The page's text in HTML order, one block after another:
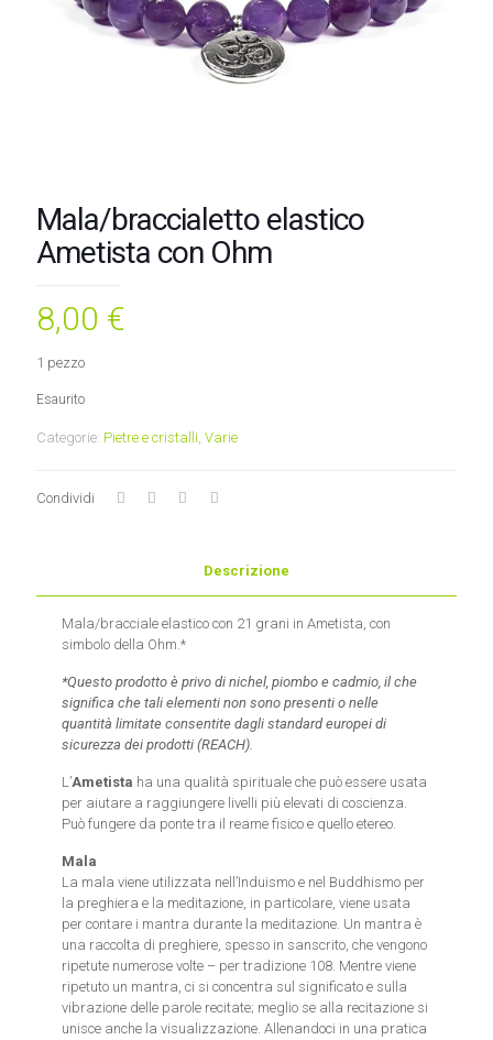
Mala/braccialetto elastico
Ametista con Ohm
8,00 €
1 pezzo
Esaurito
Categorie: Pietre e cristalli, Varie
Condividi
Descrizione
Mala/bracciale elastico con 21 grani in Ametista, con
simbolo della Ohm.*
*Questo prodotto è privo di nichel, piombo e cadmio, il che
significa che tali elementi non sono presenti o nelle
quantità limitate consentite dagli standard europei di
sicurezza dei prodotti (REACH).
L’Ametista ha una qualità spirituale che può essere usata
per aiutare a raggiungere livelli più elevati di coscienza.
Può fungere da ponte tra il reame fisico e quello etereo.
Mala
La mala viene utilizzata nell’Induismo e nel Buddhismo per
la preghiera e la meditazione, in particolare, viene usata
per contare i mantra durante la meditazione. Un mantra è
una raccolta di preghiere, spesso in sanscrito, che vengono
ripetute numerose volte – per tradizione 108. Mentre viene
ripetuto un mantra, ci si concentra sul significato e sulla
vibrazione delle parole recitate; meglio se alla recitazione si
unisce anche la visualizzazione. Allenandoci in una pratica